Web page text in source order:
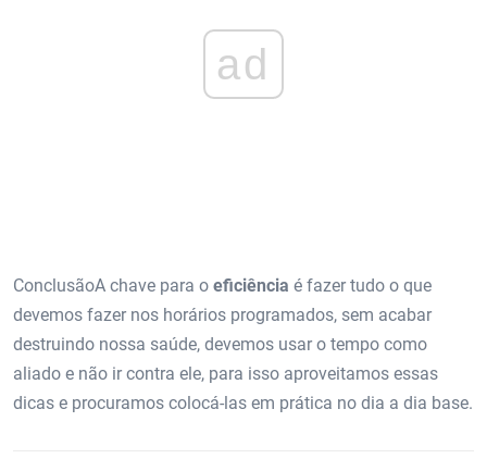
ad
ConclusãoA chave para o eficiência é fazer tudo o que
devemos fazer nos horários programados, sem acabar
destruindo nossa saúde, devemos usar o tempo como
aliado e não ir contra ele, para isso aproveitamos essas
dicas e procuramos colocá-las em prática no dia a dia base.